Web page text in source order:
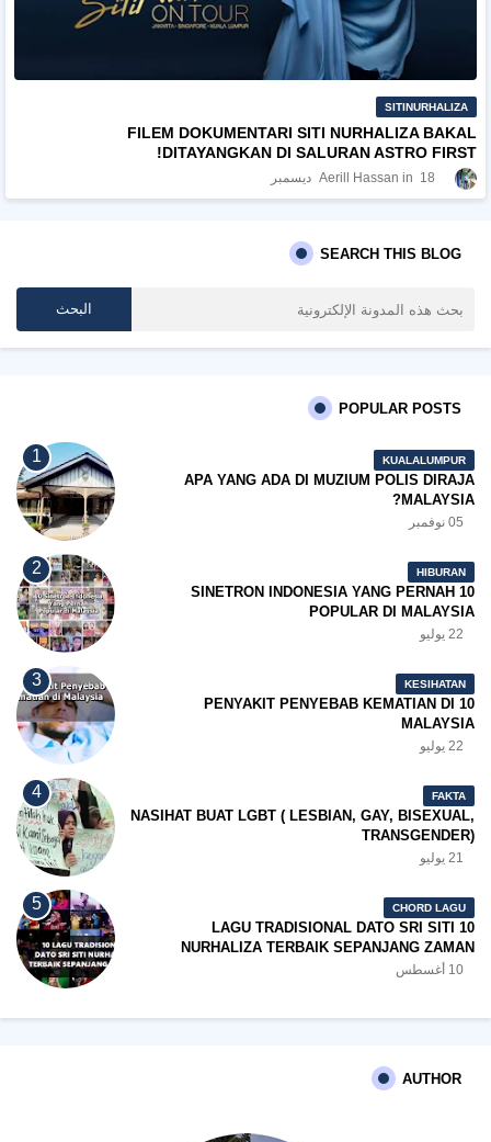
SITINURHALIZA
FILEM DOKUMENTARI SITI NURHALIZA BAKAL
DITAYANGKAN DI SALURAN ASTRO FIRST!
Aerill Hassan 18 ديسمبر
SEARCH THIS BLOG
POPULAR POSTS
KUALALUMPUR
APA YANG ADA DI MUZIUM POLIS DIRAJA
MALAYSIA?
05 نوفمبر
HIBURAN
10 SINETRON INDONESIA YANG PERNAH
POPULAR DI MALAYSIA
22 يوليو
KESIHATAN
10 PENYAKIT PENYEBAB KEMATIAN DI
MALAYSIA
22 يوليو
FAKTA
NASIHAT BUAT LGBT ( LESBIAN, GAY, BISEXUAL,
TRANSGENDER)
21 يوليو
CHORD LAGU
10 LAGU TRADISIONAL DATO SRI SITI
NURHALIZA TERBAIK SEPANJANG ZAMAN
10 أغسطس
AUTHOR